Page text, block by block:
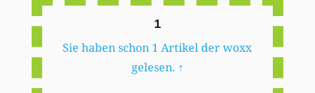
1
Sie haben schon 1 Artikel der woxx
gelesen. ↑